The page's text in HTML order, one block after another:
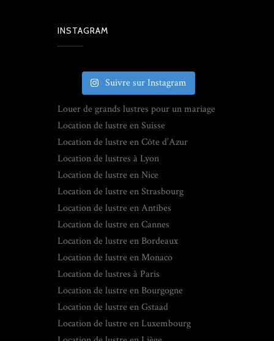
INSTAGRAM
Suivre sur Instagram
Louer de grands lustres pour un mariage
Location de lustre en Suisse
Location de lustre en Côte d’Azur
Location de lustres à Lyon
Location de lustre en Nice
Location de lustre en Strasbourg
Location de lustre en Antibes
Location de lustre en Cannes
Location de lustre en Bordeaux
Location de lustre en Monaco
Location de lustres à Paris
Location de lustre en Bourgogne
Location de lustre en Gstaad
Location de lustre en Luxembourg